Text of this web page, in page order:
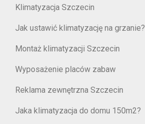
Klimatyzacja Szczecin
Jak ustawić klimatyzację na grzanie?
Montaż klimatyzacji Szczecin
Wyposażenie placów zabaw
Reklama zewnętrzna Szczecin
Jaka klimatyzacja do domu 150m2?